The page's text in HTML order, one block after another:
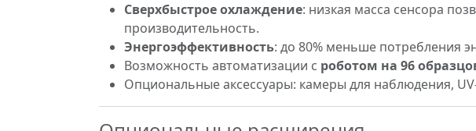
Сверхбыстрое охлаждение: низкая масса сенсора
производительность.
Энергоэффективность: до 80% меньше потребления
Возможность автоматизации с роботом на 96
Опциональные аксессуары: камеры для наблюдения,